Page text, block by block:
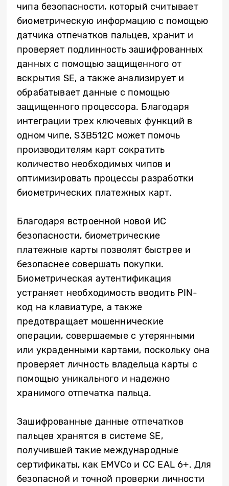
чипа безопасности, который считывает
биометрическую информацию с помощью
датчика отпечатков пальцев, хранит и
проверяет подлинность зашифрованных
данных с помощью защищенного от
вскрытия SE, а также анализирует и
обрабатывает данные с помощью
защищенного процессора. Благодаря
интеграции трех ключевых функций в
одном чипе, S3B512C может помочь
производителям карт сократить
количество необходимых чипов и
оптимизировать процессы разработки
биометрических платежных карт.
Благодаря встроенной новой ИС
безопасности, биометрические
платежные карты позволят быстрее и
безопаснее совершать покупки.
Биометрическая аутентификация
устраняет необходимость вводить PIN-
код на клавиатуре, а также
предотвращает мошеннические
операции, совершаемые с утерянными
или украденными картами, поскольку она
проверяет личность владельца карты с
помощью уникального и надежно
хранимого отпечатка пальца.
Зашифрованные данные отпечатков
пальцев хранятся в системе SE,
получившей такие международные
сертификаты, как EMVCo и CC EAL 6+. Для
безопасной и точной проверки личности